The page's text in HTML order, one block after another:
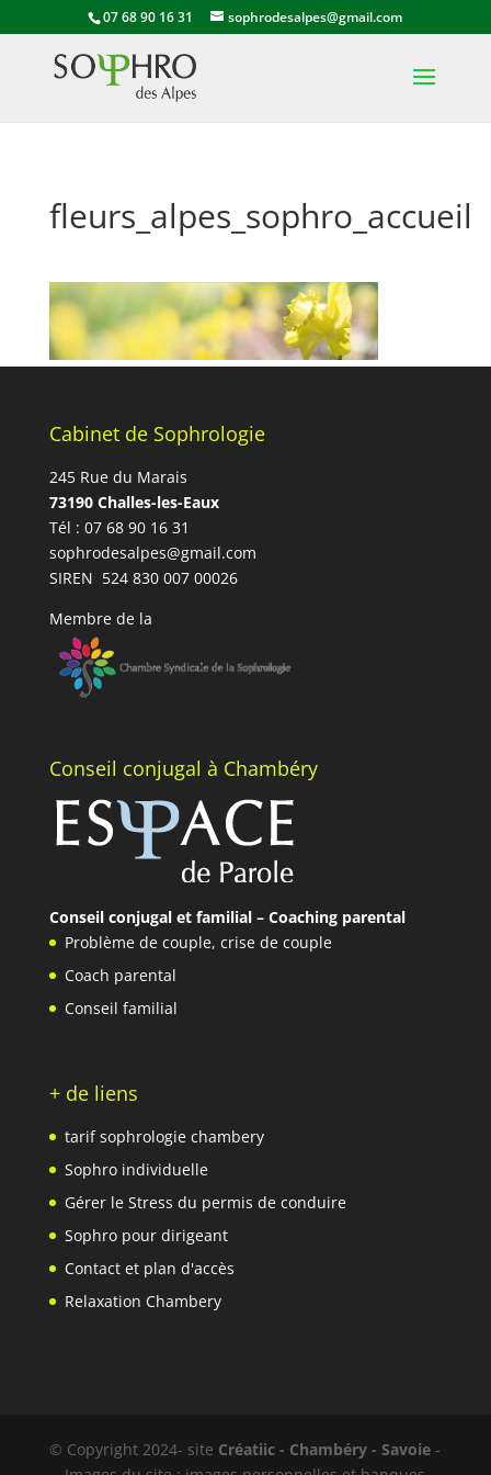
07 68 90 16 31 sophrodesalpes@gmail.com
fleurs_alpes_sophro_accueil
Cabinet de Sophrologie
245 Rue du Marais
73190 Challes-les-Eaux
Tél : 07 68 90 16 31
sophrodesalpes@gmail.com
SIREN 524 830 007 00026
Membre de la
Conseil conjugal à Chambéry
Conseil conjugal et familial – Coaching parental
Problème de couple, crise de couple
Coach parental
Conseil familial
+ de liens
tarif sophrologie chambery
Sophro individuelle
Gérer le Stress du permis de conduire
Sophro pour dirigeant
Contact et plan d'accès
Relaxation Chambery
© Copyright 2024- site Créatiic - Chambéry - Savoie -